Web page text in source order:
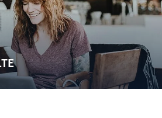
di­gi­tal cer­ti­fi­ca­te